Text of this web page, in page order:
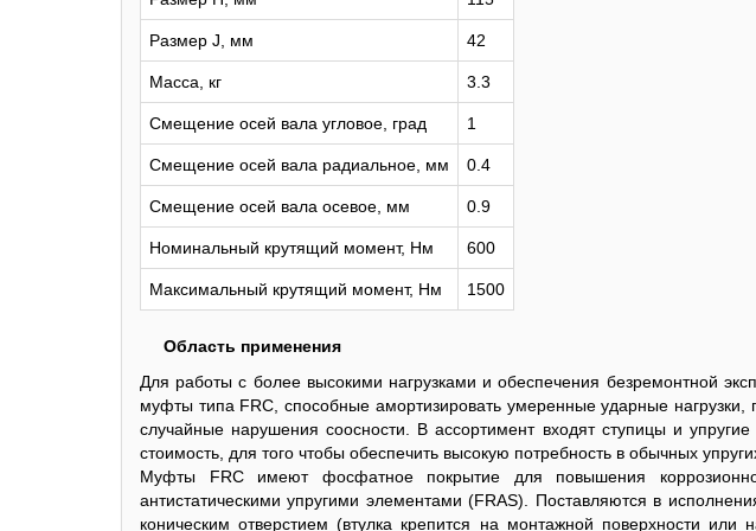
Размер J, мм 42
Масса, кг 3.3
Смещение осей вала угловое, град 1
Смещение осей вала радиальное, мм 0.4
Смещение осей вала осевое, мм 0.9
Номинальный крутящий момент, Нм 600
Максимальный крутящий момент, Нм 1500
Область применения
Для работы с более высокими нагрузками и обеспечения безремонтной
муфты типа FRC, способные амортизировать умеренные ударные нагрузки,
случайные нарушения соосности. В ассортимент входят ступицы и
стоимость, для того чтобы обеспечить высокую потребность в обычных
Муфты FRC имеют фосфатное покрытие для повышения
антистатическими упругими элементами (FRAS). Поставляются в
коническим отверстием (втулка крепится на монтажной поверхности или